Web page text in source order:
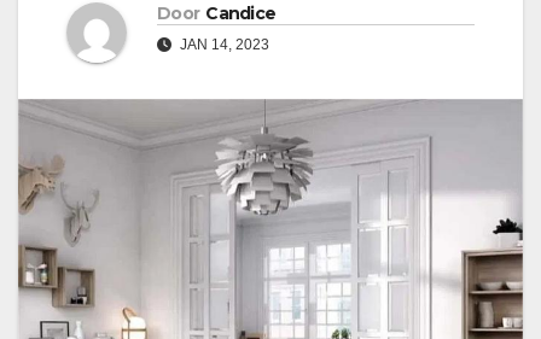
Door Candice
JAN 14, 2023